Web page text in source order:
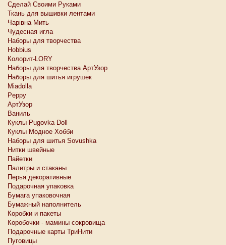
Сделай Своими Руками
Ткань для вышивки лентами
Чарiвна Мить
Чудесная игла
Наборы для творчества
Hobbius
Колорит-LORY
Наборы для творчества АртУзор
Наборы для шитья игрушек
Miadolla
Peppy
АртУзор
Ваниль
Куклы Pugovka Doll
Куклы Модное Хобби
Наборы для шитья Sovushka
Нитки швейные
Пайетки
Палитры и стаканы
Перья декоративные
Подарочная упаковка
Бумага упаковочная
Бумажный наполнитель
Коробки и пакеты
Коробочки - мамины сокровища
Подарочные карты ТриНити
Пуговицы